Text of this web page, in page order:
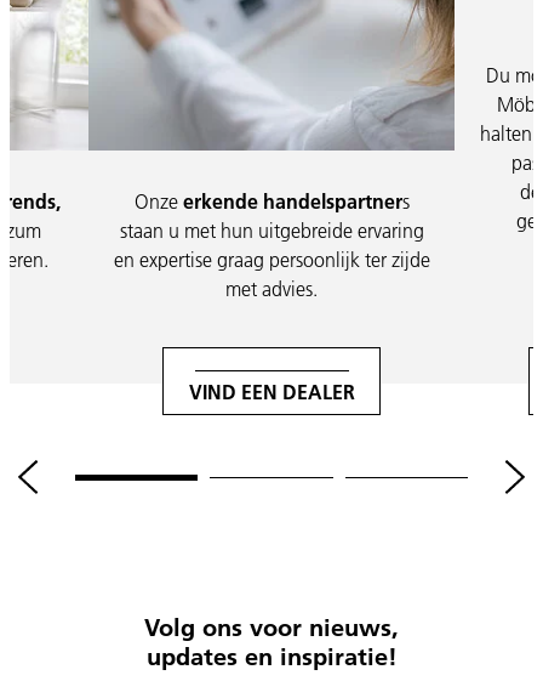
zum
Onzeerkende handelspartners
staan u met hun uitgebreide ervaring
en expertise graag persoonlijk ter zijde
met advies.
VIND EEN DEALER
Du
halten
Volg ons voor nieuws,
updates en inspiratie!